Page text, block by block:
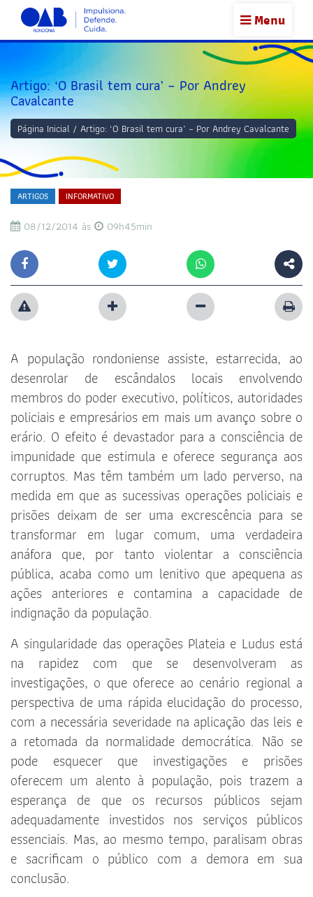
Menu
Artigo: ‘O Brasil tem cura’ – Por Andrey
Cavalcante
Página Inicial / Artigo: ‘O Brasil tem cura’ – Por Andrey Cavalcante
ARTIGOS INFORMATIVO
08/12/2014 às 09h45min
A população rondoniense assiste, estarrecida, ao
desenrolar de escândalos locais envolvendo
membros do poder executivo, políticos, autoridades
policiais e empresários em mais um avanço sobre o
erário. O efeito é devastador para a consciência de
impunidade que estimula e oferece segurança aos
corruptos. Mas têm também um lado perverso, na
medida em que as sucessivas operações policiais e
prisões deixam de ser uma excrescência para se
transformar em lugar comum, uma verdadeira
anáfora que, por tanto violentar a consciência
pública, acaba como um lenitivo que apequena as
ações anteriores e contamina a capacidade de
indignação da população.
A singularidade das operações Plateia e Ludus está
na rapidez com que se desenvolveram as
investigações, o que oferece ao cenário regional a
perspectiva de uma rápida elucidação do processo,
com a necessária severidade na aplicação das leis e
a retomada da normalidade democrática. Não se
pode esquecer que investigações e prisões
oferecem um alento à população, pois trazem a
esperança de que os recursos públicos sejam
adequadamente investidos nos serviços públicos
essenciais. Mas, ao mesmo tempo, paralisam obras
e sacrificam o público com a demora em sua
conclusão.